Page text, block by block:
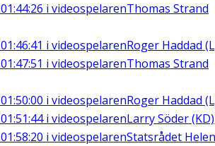
01:44:26 i videospelarenThomas Strand
01:46:41 i videospelarenRoger Haddad
01:47:51 i videospelarenThomas Strand
01:50:00 i videospelarenRoger Haddad
01:51:44i videospelarenLarry Söder (KD)
01:58:20 i videospelarenStatsrådet